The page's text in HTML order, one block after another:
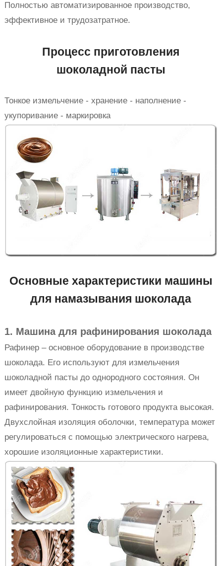
Полностью автоматизированное производство,
эффективное и трудозатратное.
Процесс приготовления
шоколадной пасты
Тонкое измельчение - хранение - наполнение -
укупоривание - маркировка
Основные характеристики машины
для намазывания шоколада
1. Машина для рафинирования шоколада
Рафинер – основное оборудование в производстве
шоколада. Его используют для измельчения
шоколадной пасты до однородного состояния. Он
имеет двойную функцию измельчения и
рафинирования. Тонкость готового продукта высокая.
Двухслойная изоляция оболочки, температура может
регулироваться с помощью электрического нагрева,
хорошие изоляционные характеристики.